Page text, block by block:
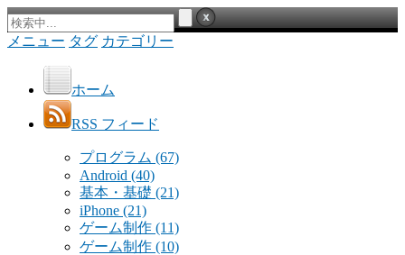
メニュー タグ カテゴリー
ホーム
RSS フィード
プログラム (67)
Android (40)
基本・基礎 (21)
iPhone (21)
ゲーム制作 (11)
ゲーム制作 (10)